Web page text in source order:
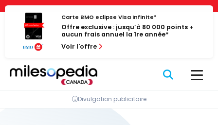
Panneau de gestion des cookies
Passer
contenu
Carte BMO eclipse Visa Infinite*
Offre exclusive : jusqu’à 80 000 points +
aucun frais annuel la 1re année*
Voir l'offre
Divulgation publicitaire